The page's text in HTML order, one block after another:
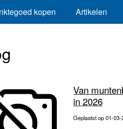
kopen Artikelen
Van
in 2026
Geplaatst op 01-03-